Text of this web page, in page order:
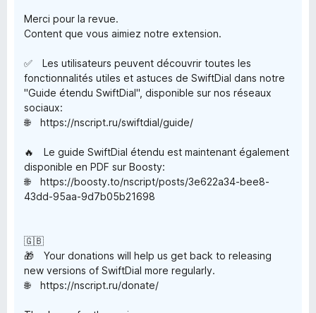
Merci pour la revue.
Content que vous aimiez notre extension.
✅ Les utilisateurs peuvent découvrir toutes les
fonctionnalités utiles et astuces de SwiftDial dans notre
"Guide étendu SwiftDial", disponible sur nos réseaux
sociaux:
🌐 https://nscript.ru/swiftdial/guide/
🔥 Le guide SwiftDial étendu est maintenant également
disponible en PDF sur Boosty:
🌐 https://boosty.to/nscript/posts/3e622a34-bee8-
43dd-95aa-9d7b05b21698
🇬🇧
🎁 Your donations will help us get back to releasing
new versions of SwiftDial more regularly.
🌐 https://nscript.ru/donate/